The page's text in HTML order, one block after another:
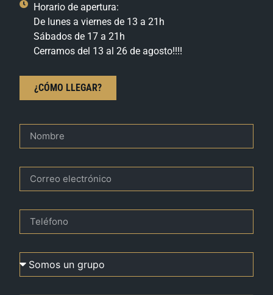
Horario de apertura:
De lunes a viernes de 13 a 21h
Sábados de 17 a 21h
Cerramos del 13 al 26 de agosto!!!!
¿CÓMO LLEGAR?